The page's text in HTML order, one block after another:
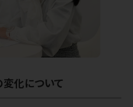
化について